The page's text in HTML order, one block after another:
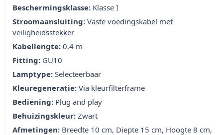
Beschermingsklasse: Klasse I
Stroomaansluiting: Vaste voedingskabel met
veiligheidsstekker
Kabellengte: 0,4 m
Fitting: GU10
Lamptype: Selecteerbaar
Kleuregeneratie: Via kleurfilterframe
Bediening: Plug and play
Behuizingskleur: Zwart
Afmetingen: Breedte 10 cm, Diepte 15 cm, Hoogte 8 cm,